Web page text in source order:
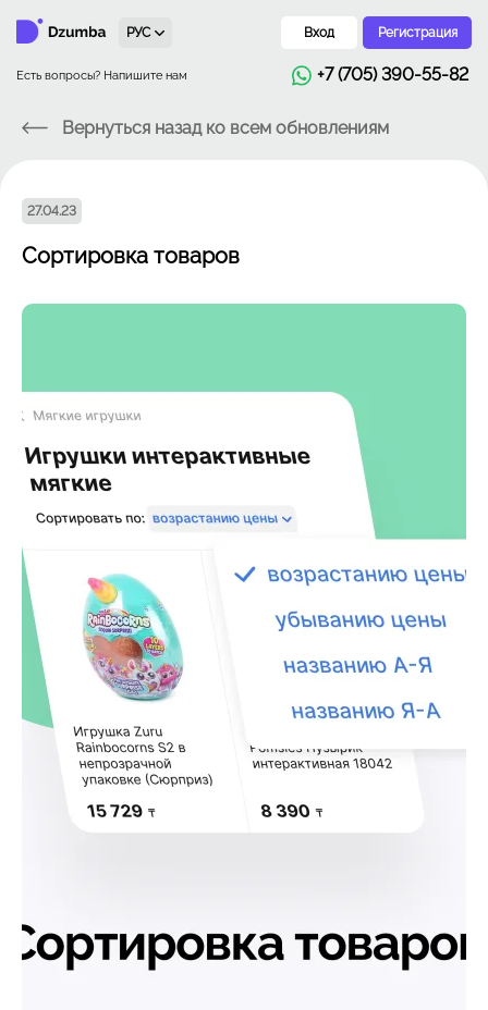
РУС Вход Регистрация
Есть вопросы? Напишите нам +7 (705) 390-55-82
Вернуться назад ко всем обновлениям
27.04.23
Сортировка товаров